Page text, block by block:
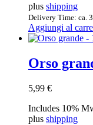
plus shipping
Delivery Time: ca.
Aggiungi al
Orso
5,99 €
Includes 10%
plus shipping